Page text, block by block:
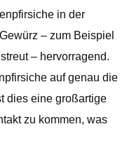
in der
– zum Beispiel
– hervorragend.
auf genau die
dies eine großartige
zu kommen, was